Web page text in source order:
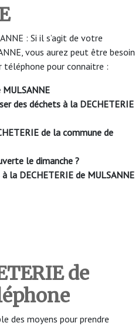
: Si il s’agit de votre
vous aurez peut être besoin
téléphone pour connaitre :
MULSANNE
des déchets à la DECHETERIE
de la commune de
le dimanche ?
la DECHETERIE de MULSANNE
de
des moyens pour prendre